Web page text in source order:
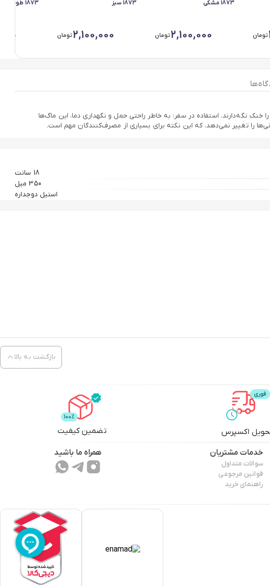
تومان
1873 مشکی
2,100,000تومان
1873 سبز
2,100,000تومان
1873 طوسی
ها
نگه‌دارند. استفاده در سفر: به خاطر راحتی حمل و نگهداری دما، این ماگ‌ها
را تغییر نمی‌دهد، که این نکته برای بسیاری از مصرف‌کنندگان مهم است.
18 سانت
350 میل
استیل دوجداره
بازگشت به بالا
اکسپرس تضمین کیفیت
خدمات مشتریان
سوالات متداول
قوانین مرجوعی
راهنمای خرید
همراه ما باشید